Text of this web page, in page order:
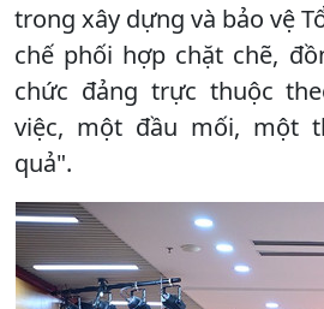
trong xây dựng và bảo vệ
chế phối hợp chặt chẽ,
chức đảng trực thuộc
việc, một đầu mối, một
quả".